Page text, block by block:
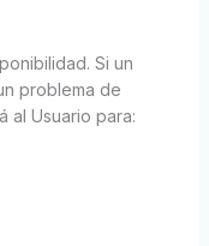
Si un
problema de
al Usuario para: